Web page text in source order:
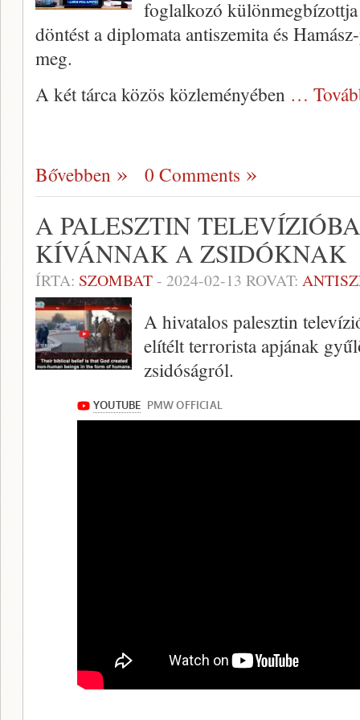
foglalkozó
döntést a diplomata antiszemita és
meg.
A két tárca közös közleményében …
Bővebben 0 Comments
A PALESZTIN
KÍVÁNNAK A ZSIDÓKNAK
ÍRTA: SZOMBAT- 2024-02-13 ROVAT:
A hivatalos palesztin
elítélt terrorista apjának
zsidóságról.